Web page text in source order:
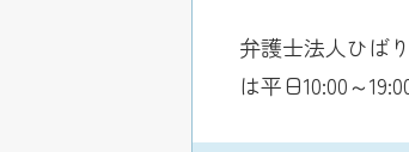
弁護士法人ひば
は平日10:00～